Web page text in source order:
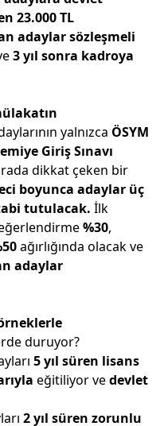
23.000 TL
adaylar sözleşmeli
3 yıl sonra kadroya
yalnızca ÖSYM
Giriş Sınavı
dikkat çeken bir
boyunca adaylar üç
tutulacak. İlk
%30,
ağırlığında olacak ve
adaylar
duruyor?
5 yıl süren lisans
eğitiliyor vedevlet
2 yıl süren zorunlu